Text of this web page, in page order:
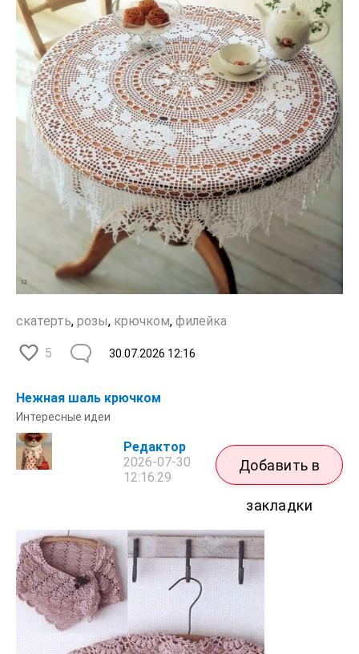
скатерть, розы, крючком, филейка
5 30.07.2026 12:16
Нежная шаль крючком
Интересные идеи
Редактор
2026-07-30
12:16:29
Добавить в
закладки